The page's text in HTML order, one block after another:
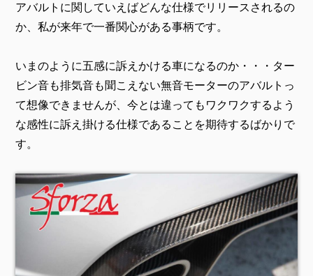
アバルトに関していえばどんな仕様でリリースされるの
か、私が来年で一番関心がある事柄です。
いまのように五感に訴えかける車になるのか・・・ター
ビン音も排気音も聞こえない無音モーターのアバルトっ
て想像できませんが、今とは違ってもワクワクするよう
な感性に訴え掛ける仕様であることを期待するばかりで
す。